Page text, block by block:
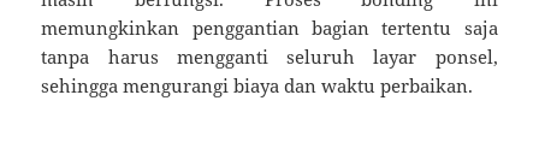
memungkinkan penggantian bagian tertentu saja
tanpa harus mengganti seluruh layar ponsel,
sehingga mengurangi biaya dan waktu perbaikan.